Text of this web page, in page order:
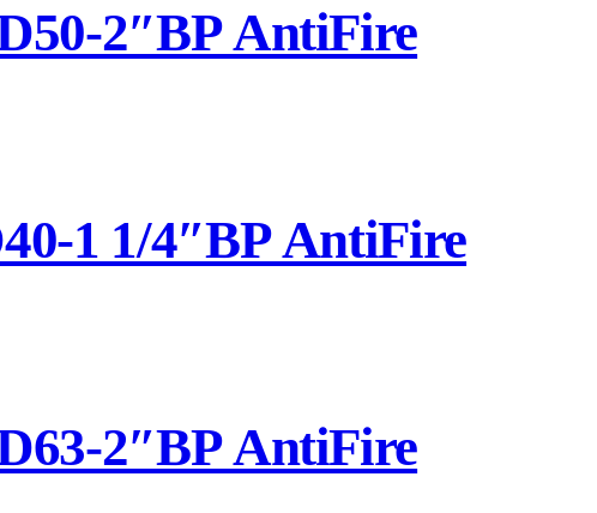
2″ВР AntiFire
1 1/4″ВР AntiFire
2″ВР AntiFire